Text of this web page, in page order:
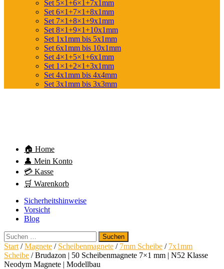
Set 5×1+6×1+7x1mm
Set 6×1+7×1+8x1mm
Set 7×1+8×1+9x1mm
Set 8×1+9×1+10x1mm
Set 1x1mm bis 5x1mm
Set 6x1mm bis 10x1mm
Set 4×1+5×1+6x1mm
Set 1×1+2×1+3x1mm
Set 4x1mm bis 4x4mm
Set 3x1mm bis 3x3mm
🏠 Home
👤 Mein Konto
💳 Kasse
🛒 Warenkorb
Sicherheitshinweise
Vorsicht
Blog
Suchen
nach:
Start /Magnete / Scheibenmagnete / 7mm Scheibe / 7x1mm
Scheibe / Brudazon | 50 Scheibenmagnete 7×1 mm | N52 Klasse
Neodym Magnete | Modellbau